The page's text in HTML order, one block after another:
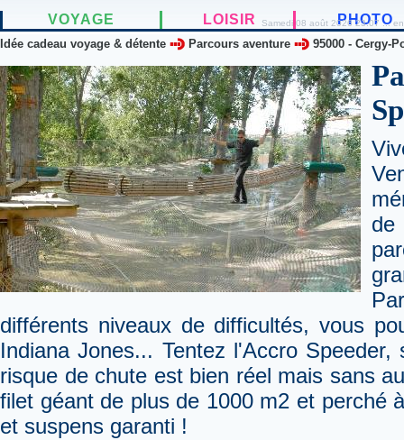
VOYAGE LOISIR PHOTO
Samedi 08 août 2026 23:07 ...
Idée cadeau voyage & détente Parcours aventure 95000 - Cergy-
différents niveaux de difficultés, vous
Indiana Jones... Tentez l'Accro
risque de chute est bien réel mais sans
filet géant de plus de 1000 m2 et perché
et suspens garanti !